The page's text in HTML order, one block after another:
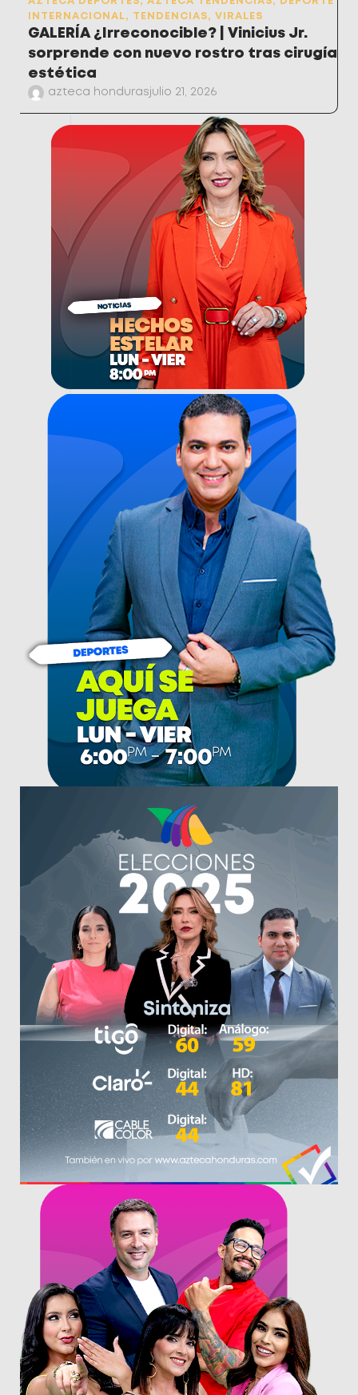
INTERNACIONAL, TENDENCIAS, VIRALES
GALERÍA ¿Irreconocible? | Vinicius Jr.
sorprende con nuevo rostro tras cirugía
estética
azteca hondurasjulio 21, 2026